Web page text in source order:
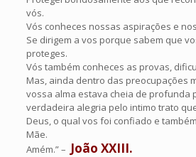
vós.
Vós conheces nossas aspirações e
Se dirigem a vos porque sabem que
proteges.
Vós também conheces as provas,
Mas, ainda dentro das preocupações
vossa alma estava cheia de profunda
verdadeira alegria pelo intimo trato
Deus, o qual vos foi confiado e
Mãe.
Amém.” – João XXIII.